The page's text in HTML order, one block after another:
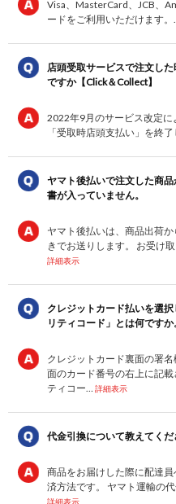
Visa、MasterCard、JCB、
ードをご利用いただけます。…
店頭受取サービスで注文し
ですか【Click＆Collect】
2022年9月のサービス改定に
「受取時店頭支払い」を終了
ヤマト後払いで注文した商
書が入っていません。
ヤマト後払いは、商品出荷
きでお送りします。 お受け
詳細表示
クレジットカード払いを選
リティコード」とは何ですか
クレジットカード裏面の署
面のカード番号の右上に記
ティコー…
詳細表示
代金引換について教えてくだ
商品をお届けした際に配達
済方法です。 ヤマト運輸の
詳細表示